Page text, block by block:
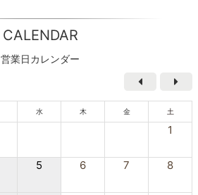
CALENDAR
営業日カレンダー
水 木 金 土
1
5 6 7 8